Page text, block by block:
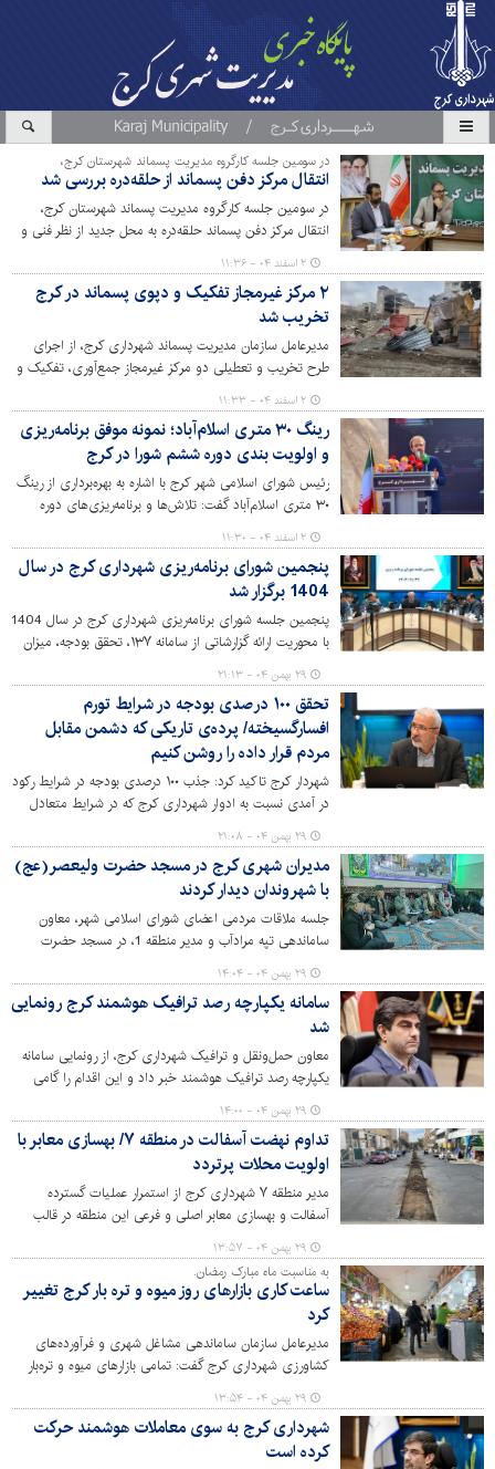
در سومین جلسه کارگروه مدیریت پسماند شهرستان کرج،
انتقال مرکز دفن پسماند از حلقه‌دره بررسی شد
در سومین جلسه کارگروه مدیریت پسماند شهرستان کرج،
انتقال مرکز دفن پسماند حلقه‌دره به محل جدید از نظر فنی و
اقتصادی بررسی شد.
۲ اسفند ۰۴ - ۱۱:۳۶
۲ مرکز غیرمجاز تفکیک و دپوی پسماند در کرج
تخریب شد
مدیرعامل سازمان مدیریت پسماند شهرداری کرج، از اجرای
طرح تخریب و تعطیلی دو مرکز غیرمجاز جمع‌آوری، تفکیک و
دپوی پسماند در محدوده منطقه ۶ کلان‌شهر کرج خبر داد.
۲ اسفند ۰۴ - ۱۱:۳۳
رینگ ۳۰ متری اسلام‌آباد؛ نمونه موفق برنامه‌ریزی
و اولویت بندی دوره ششم شورا در کرج
رئیس شورای اسلامی شهر کرج با اشاره به بهره‌برداری از رینگ
۳۰ متری اسلام‌آباد گفت: تلاش‌ها و برنامه‌ریزی‌های دوره
ششم شورا امروز به ثمر نشسته و پروژه‌های عمرانی مصوب
وارد مرحله اجرا و بهره‌برداری می‌شوند.
۲ اسفند ۰۴ - ۱۱:۳۰
پنجمین شورای برنامه‌ریزی شهرداری کرج در سال
1404 برگزار شد
پنجمین جلسه شورای برنامه‌ریزی شهرداری کرج در سال 1404
با محوریت ارائه گزارشاتی از سامانه ۱۳۷، تحقق بودجه، میزان
وصولی و توصیه‌های شهردار به مسئولان برگزار شد.
۲۹ بهمن ۰۴ - ۲۱:۱۳
تحقق ۱۰۰ درصدی بودجه در شرایط تورم
افسارگسیخته/ پرده‌ی تاریکی که دشمن مقابل
مردم قرار داده را روشن کنیم
شهردار کرج تاکید کرد: جذب ۱۰۰ درصدی بودجه در شرایط رکود
در آمدی نسبت به ادوار شهرداری کرج که در شرایط متعادل
تورم هم موفق به این میزان جذب نشده بود، نشاندهنده عزم و
ایمان مسئولان و نیروهای این مجموعه است.
۲۹ بهمن ۰۴ - ۲۱:۰۸
مدیران شهری کرج در مسجد حضرت ولیعصر(عج)
با شهروندان دیدار کردند
جلسه ملاقات مردمی اعضای شورای اسلامی شهر، معاون
ساماندهی تپه مرادآب و مدیر منطقه 1، در مسجد حضرت
ولیعصر (عج) برگزار شد.
۲۹ بهمن ۰۴ - ۱۴:۰۴
سامانه یکپارچه رصد ترافیک هوشمند کرج رونمایی
شد
معاون حمل‌ونقل و ترافیک شهرداری کرج، از رونمایی سامانه
یکپارچه رصد ترافیک هوشمند خبر داد و این اقدام را گامی
مؤثر جهت مدیریت لحظه‌ای، علمی و داده‌محور ترافیک شهری
عنوان کرد.
۲۹ بهمن ۰۴ - ۱۴:۰۰
تداوم نهضت آسفالت در منطقه ۷/ بهسازی معابر با
اولویت محلات پرتردد
مدیر منطقه ۷ شهرداری کرج از استمرار عملیات گسترده
آسفالت و بهسازی معابر اصلی و فرعی این منطقه در قالب
طرح نگهداشت شهر خبر داد.
۲۹ بهمن ۰۴ - ۱۳:۵۷
به مناسبت ماه مبارک رمضان.
ساعت کاری بازارهای روز میوه و تره بار کرج تغییر
کرد
مدیرعامل سازمان ساماندهی مشاغل شهری و فرآورده‌های
کشاورزی شهرداری کرج گفت: تمامی بازارهای میوه و تره‌بار
شهرداری کرج در ماه مبارک رمضان تا پایان برگزاری مراسم
شب‌های قدر، در نوبت صبح از ساعت ۸ الی ۱۴ و در نوبت
عصر از ساعت ۱۵ الی ۲۰ فعالیت خواهند کرد.
۲۹ بهمن ۰۴ - ۱۳:۵۴
شهرداری کرج به سوی معاملات هوشمند حرکت
کرده است